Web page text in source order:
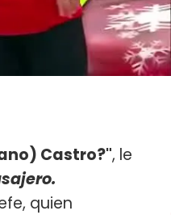
Castro?", le
quien